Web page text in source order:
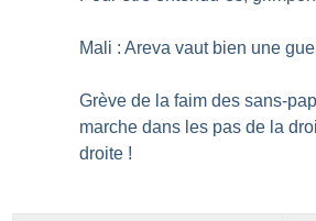
Mali : Areva vaut bien une
Grève de la faim des sans-
marche dans les pas de la
droite !